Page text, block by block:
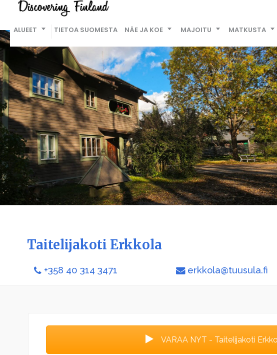
ALUEET TIETOA SUOMESTA NÄE JA KOE MAJOITU MATKUSTA
Taitelijakoti Erkkola
+358 40 314 3471 erkkola@tuusula.fi
VARAA NYT - Taitelijakoti